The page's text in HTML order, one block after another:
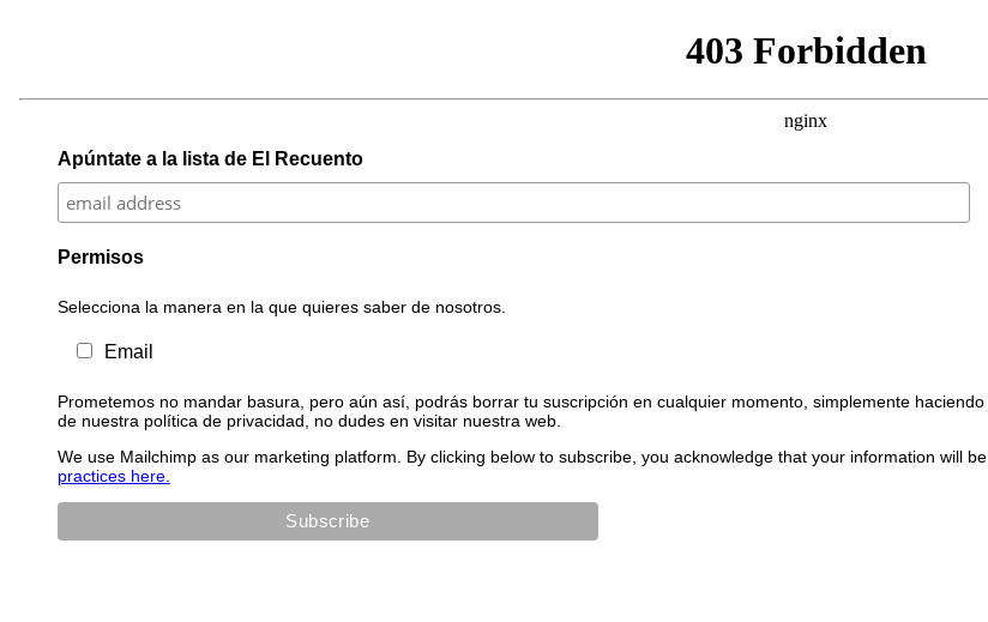
Apúntate a la lista de El Recuento
Permisos
Selecciona la manera en la que quieres saber de nosotros.
Email
Prometemos no mandar basura, pero aún así, podrás borrar tu suscripción en cualquier momento, simplemente
de nuestra política de privacidad, no dudes en visitar nuestra web.
We use Mailchimp as our marketing platform. By clicking below to subscribe, you acknowledge that your information will
practices here.